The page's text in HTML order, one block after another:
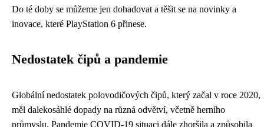
Do té doby se můžeme jen dohadovat a těšit se na novinky a
inovace, které PlayStation 6 přinese.
Nedostatek čipů a pandemie
Globální nedostatek polovodičových čipů, který začal v roce 2020,
měl dalekosáhlé dopady na různá odvětví, včetně herního
průmyslu. Pandemie COVID-19 situaci dále zhoršila a způsobila